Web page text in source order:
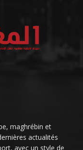
maghrébin et
actualités
avec un style de